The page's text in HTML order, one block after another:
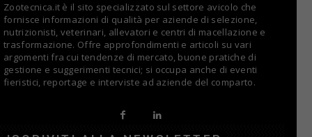
Zootecnica.it è il sito specializzato sul settore avicolo che
fornisce informazioni di qualità per aziende di selezione,
nutrizionisti, veterinari, allevatori e centri di macellazione e
trasformazione. Offre approfondimenti e articoli su vari
argomenti fra cui tendenze di mercato, buone pratiche di
gestione e suggerimenti tecnici; si occupa anche di eventi
fieristici, reportage e interviste ad aziende del comparto.